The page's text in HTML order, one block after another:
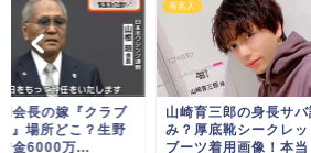
三郎の身長サバ読
底靴シークレット
着用画像！本当
有名人
山崎育三郎と安倍なつ
のチュー画像は浮気現
場？フライデーキス写